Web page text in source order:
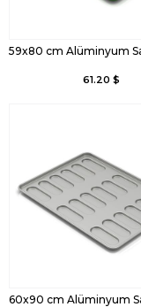
61.20 $